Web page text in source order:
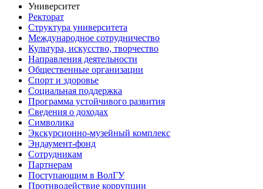
Университет
Ректорат
Структура университета
Международное сотрудничество
Культура, искусство, творчество
Направления деятельности
Общественные организации
Спорт и здоровье
Социальная поддержка
Программа устойчивого развития
Сведения о доходах
Символика
Экскурсионно-музейный комплекс
Эндаумент-фонд
Сотрудникам
Партнерам
Поступающим в ВолГУ
Противодействие коррупции